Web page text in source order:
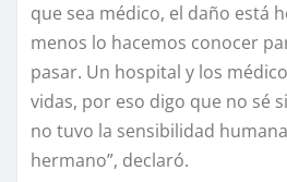
que sea médico, el daño está
menos lo hacemos conocer
pasar. Un hospital y los
vidas, por eso digo que no sé
no tuvo la sensibilidad
hermano”, declaró.